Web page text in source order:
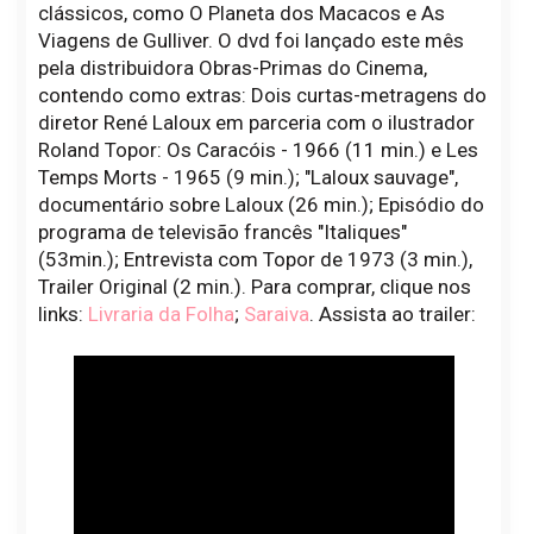
clássicos, como O Planeta dos Macacos e As
Viagens de Gulliver. O dvd foi lançado este mês
pela distribuidora Obras-Primas do Cinema,
contendo como extras: Dois curtas-metragens do
diretor René Laloux em parceria com o ilustrador
Roland Topor: Os Caracóis - 1966 (11 min.) e Les
Temps Morts - 1965 (9 min.); "Laloux sauvage",
documentário sobre Laloux (26 min.); Episódio do
programa de televisão francês "Italiques"
(53min.); Entrevista com Topor de 1973 (3 min.),
Trailer Original (2 min.). Para comprar, clique nos
links: Livraria da Folha; Saraiva. Assista ao trailer: